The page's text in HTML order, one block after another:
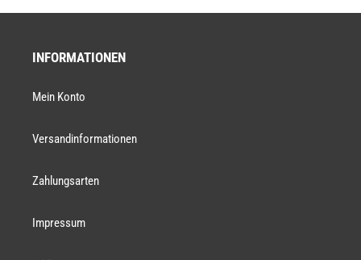
INFORMATIONEN
Mein Konto
Versandinformationen
Zahlungsarten
Impressum